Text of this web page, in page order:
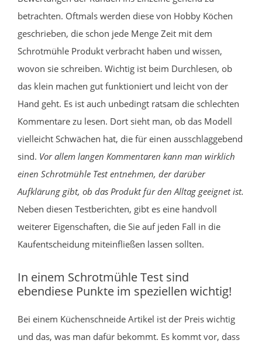
betrachten. Oftmals werden diese von Hobby Köchen
geschrieben, die schon jede Menge Zeit mit dem
Schrotmühle Produkt verbracht haben und wissen,
wovon sie schreiben. Wichtig ist beim Durchlesen, ob
das klein machen gut funktioniert und leicht von der
Hand geht. Es ist auch unbedingt ratsam die schlechten
Kommentare zu lesen. Dort sieht man, ob das Modell
vielleicht Schwächen hat, die für einen ausschlaggebend
sind. Vor allem langen Kommentaren kann man wirklich
einen Schrotmühle Test entnehmen, der darüber
Aufklärung gibt, ob das Produkt für den Alltag geeignet ist.
Neben diesen Testberichten, gibt es eine handvoll
weiterer Eigenschaften, die Sie auf jeden Fall in die
Kaufentscheidung miteinfließen lassen sollten.
In einem Schrotmühle Test sind
ebendiese Punkte im speziellen wichtig!
Bei einem Küchenschneide Artikel ist der Preis wichtig
und das, was man dafür bekommt. Es kommt vor, dass